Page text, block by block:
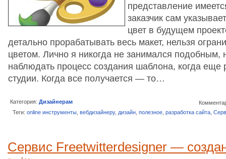
представление
заказчик сам
цвет в будущем
детально прорабатывать весь макет, нельзя
цветом. Лично я никогда не занимался подобным,
наблюдать процесс создания шаблона, когда еще
студии. Когда все получается — то…
Категория: Дизайнерам
Теги: online инструменты вебдизайнеру, дизайн полезное разработка сайта
Сервис Freetwitterdesigner —